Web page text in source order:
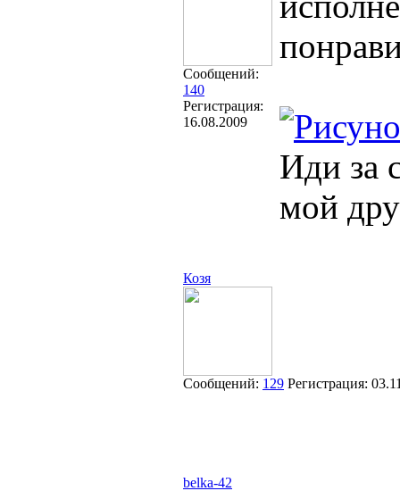
Сообщений:
140
Регистрация:
16.08.2009
Иди за
мой
Козя
Сообщений: 129 Регистрация:
belka-42